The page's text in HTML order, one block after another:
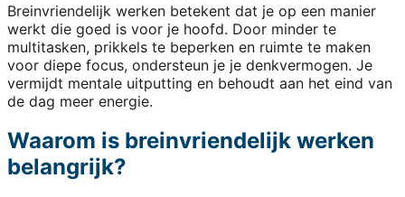
Breinvriendelijk werken betekent dat je op een manier
werkt die goed is voor je hoofd. Door minder te
multitasken, prikkels te beperken en ruimte te maken
voor diepe focus, ondersteun je je denkvermogen. Je
vermijdt mentale uitputting en behoudt aan het eind van
de dag meer energie.
Waarom is breinvriendelijk werken
belangrijk?